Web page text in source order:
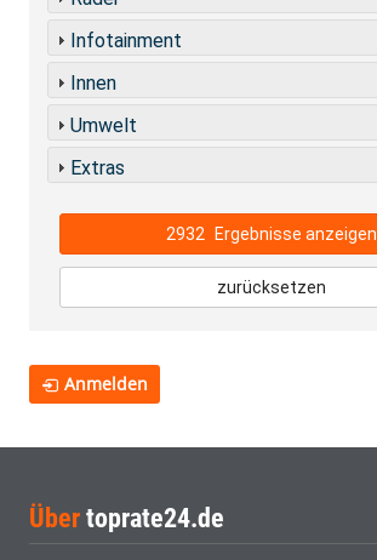
Infotainment
Innen
Umwelt
Extras
2932 Ergebnisse anzeigen
zurücksetzen
Anmelden
Über toprate24.de